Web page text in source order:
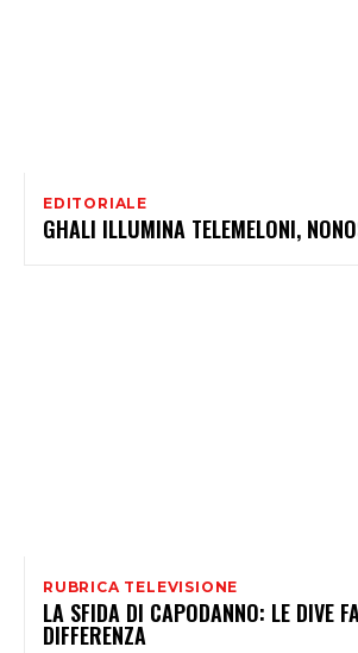
EDITORIALE
GHALI ILLUMINA TELEMELONI,
RUBRICA TELEVISIONE
LA SFIDA DI CAPODANNO: LE DIVE
DIFFERENZA